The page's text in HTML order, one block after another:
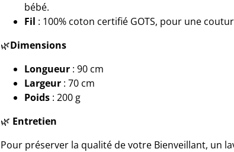
bébé.
Fil : 100% coton certifié GOTS, pour une
🌿Dimensions
Longueur : 90 cm
Largeur : 70 cm
Poids : 200 g
🌿 Entretien
Pour préserver la qualité de votre Bienveillant, un